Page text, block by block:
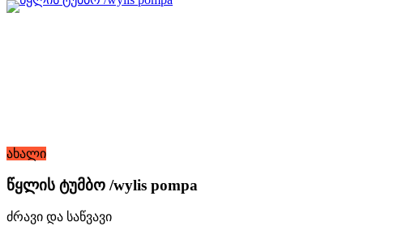
ახალი
წყლის ტუმბო /wylis pompa
ძრავი და საწვავი